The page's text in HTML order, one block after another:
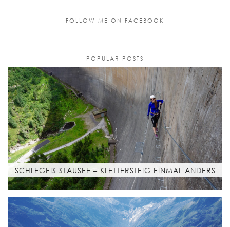
FOLLOW ME ON FACEBOOK
POPULAR POSTS
SCHLEGEIS STAUSEE – KLETTERSTEIG EINMAL ANDERS